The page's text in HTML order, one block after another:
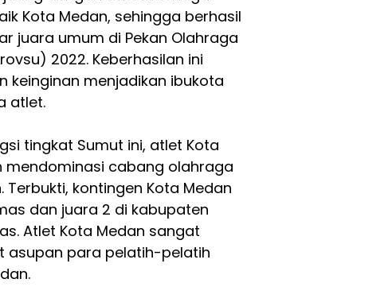
Kota Medan, sehingga berhasil
juara umum di Pekan Olahraga
2022. Keberhasilan ini
keinginan menjadikan ibukota
atlet.
tingkat Sumut ini, atlet Kota
cabang olahraga
kontingen Kota Medan
dan juara 2 di kabupaten
Atlet Kota Medan sangat
asupan para pelatih-pelatih